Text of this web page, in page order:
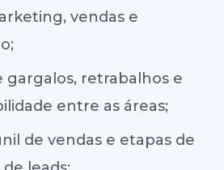
vendas e
gargalos, retrabalhos e
entre as áreas;
de vendas e etapas de